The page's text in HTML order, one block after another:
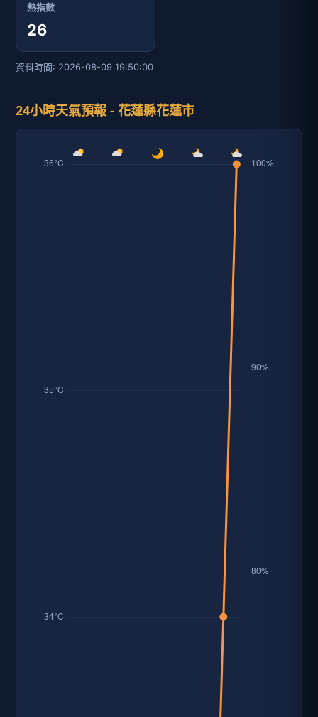
熱指數
26
資料時間: 2026-08-09 19:50:00
24小時天氣預報 - 花蓮縣花蓮市